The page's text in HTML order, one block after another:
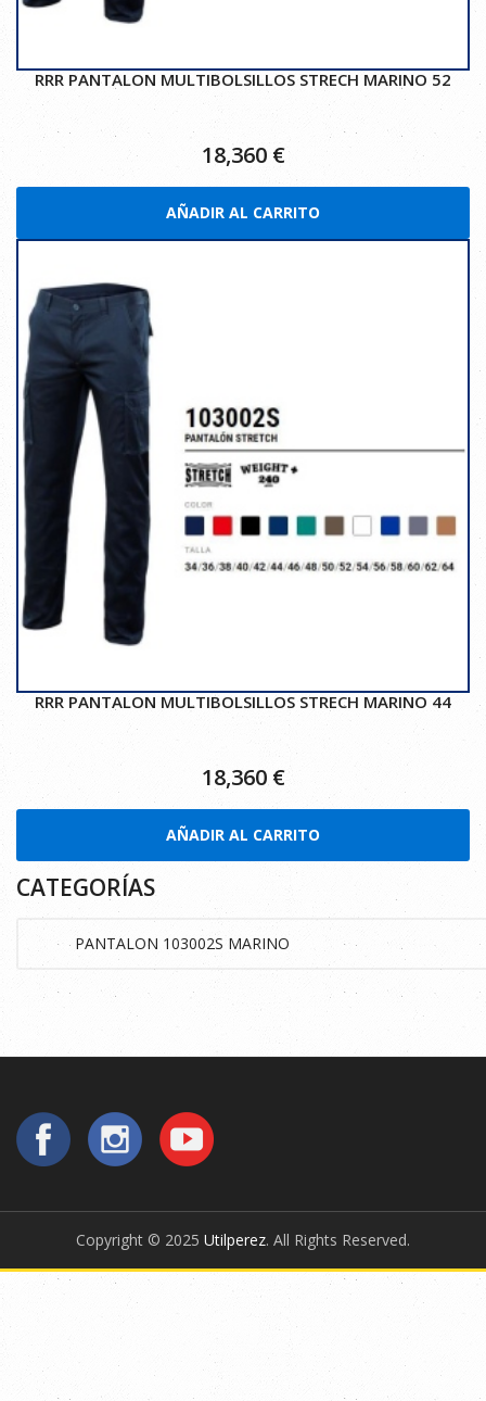
RRR PANTALON MULTIBOLSILLOS STRECH MARINO 52
18,360 €
AÑADIR AL CARRITO
RRR PANTALON MULTIBOLSILLOS STRECH MARINO 44
18,360€
AÑADIR AL CARRITO
CATEGORÍAS
Copyright © 2025 Utilperez. All Rights Reserved.